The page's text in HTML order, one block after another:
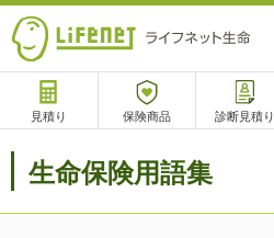
見積り 保険商品 診断見積り
サポート
生命保険用語集